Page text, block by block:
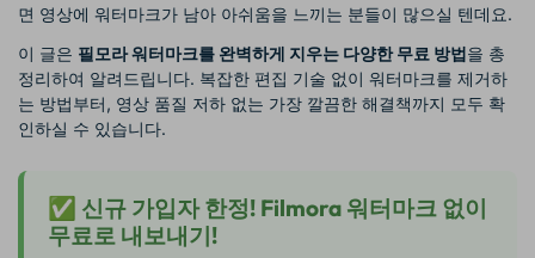
면 영상에 워터마크가 남아 아쉬움을 느끼는 분들이 많으실 텐데요.
이 글은 필모라 워터마크를 완벽하게 지우는 다양한 무료 방법을 총
정리하여 알려드립니다. 복잡한 편집 기술 없이 워터마크를 제거하
는 방법부터, 영상 품질 저하 없는 가장 깔끔한 해결책까지 모두 확
인하실 수 있습니다.
✅ 신규 가입자 한정! Filmora 워터마크 없이
무료로 내보내기!